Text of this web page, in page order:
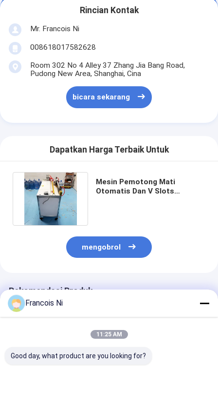
Rincian Kontak
Mr. Francois Ni
008618017582628
Room 302 No 4 Alley 37 Zhang Jia Bang Road,
Pudong New Area, Shanghai, Cina
bicara sekarang
Dapatkan Harga Terbaik Untuk
Mesin Pemotong Mati
Otomatis Dan V Slots
mengobrol
Rekomendasi Produk
Francois Ni
11:25 AM
Good day, what product are you looking for?